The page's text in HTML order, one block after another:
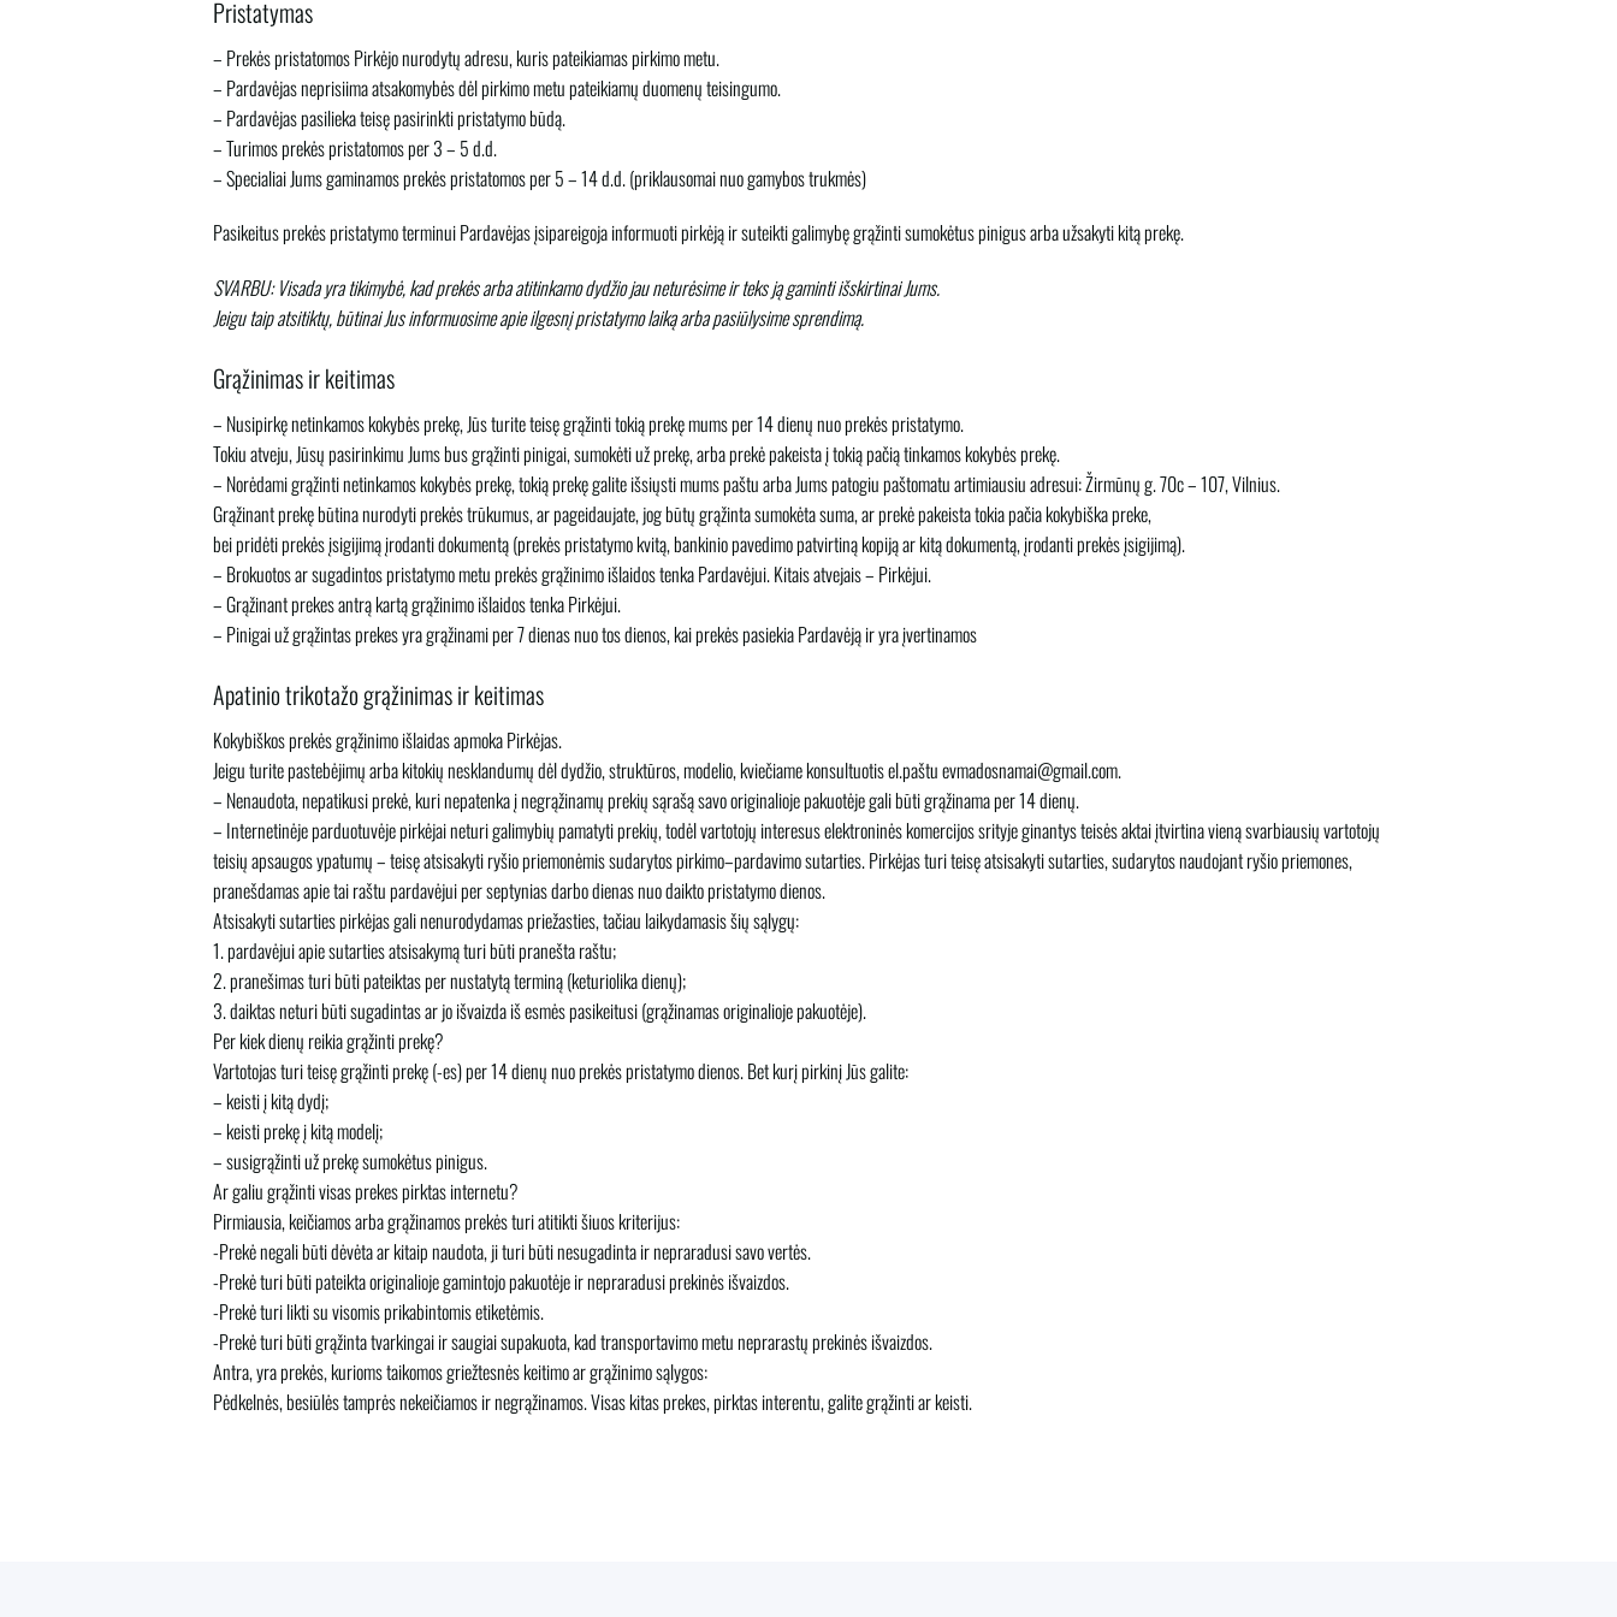
Pristatymas
– Prekės pristatomosPirkėjonurodytų adresu, kuris pateikiamas pirkimo metu.
– Pardavėjasneprisiima atsakomybės dėl pirkimo metu pateikiamų duomenų teisingumo.
– Pardavėjaspasilieka teisę pasirinkti pristatymo būdą.
– Turimos prekės pristatomos per 3 – 5 d.d.
– Specialiai Jums gaminamos prekės pristatomos per 5 – 14 d.d. (priklausomai nuo gamybos trukmės)
Pasikeitus prekės pristatymo terminuiPardavėjasįsipareigoja informuoti pirkėją ir suteikti galimybę grąžinti sumokėtus pinigus arba užsakyti kitą prekę.
SVARBU: Visada yra tikimybė, kad prekės arba atitinkamo dydžio jau neturėsime ir teks ją gaminti išskirtinai Jums.
Jeigu taip atsitiktų, būtinai Jus informuosime apie ilgesnį pristatymo laiką arba pasiūlysime sprendimą.
Grąžinimas ir keitimas
– Nusipirkę netinkamos kokybės prekę, Jūs turite teisę grąžinti tokią prekę mums per 14 dienų nuo prekės pristatymo.
Tokiu atveju, Jūsų pasirinkimu Jums bus grąžinti pinigai, sumokėti už prekę, arba prekė pakeista į tokią pačią tinkamos kokybės prekę.
– Norėdami grąžinti netinkamos kokybės prekę, tokią prekę galite išsiųsti mums paštu arba Jums patogiu paštomatu artimiausiu adresui: Žirmūnų g. 70c – 107, Vilnius.
Grąžinant prekę būtina nurodyti prekės trūkumus, ar pageidaujate, jog būtų grąžinta sumokėta suma, ar prekė pakeista tokia pačia kokybiška preke,
bei pridėti prekės įsigijimą įrodanti dokumentą (prekės pristatymo kvitą, bankinio pavedimo patvirtiną kopiją ar kitą dokumentą, įrodanti prekės įsigijimą).
– Brokuotos ar sugadintos pristatymo metu prekės grąžinimo išlaidos tenkaPardavėjui. Kitais atvejais – Pirkėjui.
– Grąžinant prekes antrą kartą grąžinimo išlaidos tenkaPirkėjui.
– Pinigai už grąžintas prekes yra grąžinami per 7 dienas nuo tos dienos, kai prekės pasiekiaPardavėjąir yra įvertinamos
Apatinio trikotažo grąžinimas ir keitimas
Kokybiškos prekės grąžinimo išlaidas apmoka Pirkėjas.
Jeigu turite pastebėjimų arba kitokių nesklandumų dėl dydžio, struktūros, modelio, kviečiame konsultuotis el.paštu evmadosnamai@gmail.com.
– Nenaudota, nepatikusi prekė, kuri nepatenka į negrąžinamų prekių sąrašą savo originalioje pakuotėje gali būti grąžinama per 14 dienų.
– Internetinėje parduotuvėje pirkėjai neturi galimybių pamatyti prekių, todėl vartotojų interesus elektroninės komercijos srityje ginantys teisės aktai įtvirtina vieną svarbiausių vartotojų
teisių apsaugos ypatumų – teisę atsisakyti ryšio priemonėmis sudarytos pirkimo–pardavimo sutarties. Pirkėjas turi teisę atsisakyti sutarties, sudarytos naudojant ryšio priemones,
pranešdamas apie tai raštu pardavėjui per septynias darbo dienas nuo daikto pristatymo dienos.
Atsisakyti sutarties pirkėjas gali nenurodydamas priežasties, tačiau laikydamasis šių sąlygų:
1. pardavėjui apie sutarties atsisakymą turi būti pranešta raštu;
2. pranešimas turi būti pateiktas per nustatytą terminą (keturiolika dienų);
3. daiktas neturi būti sugadintas ar jo išvaizda iš esmės pasikeitusi (grąžinamas originalioje pakuotėje).
Per kiek dienų reikia grąžinti prekę?
Vartotojas turi teisę grąžinti prekę (-es) per 14 dienų nuo prekės pristatymo dienos. Bet kurį pirkinį Jūs galite:
– keisti į kitą dydį;
– keisti prekę į kitą modelį;
– susigrąžinti už prekę sumokėtus pinigus.
Ar galiu grąžinti visas prekes pirktas internetu?
Pirmiausia, keičiamos arba grąžinamos prekės turi atitikti šiuos kriterijus:
-Prekė negali būti dėvėta ar kitaip naudota, ji turi būti nesugadinta ir nepraradusi savo vertės.
-Prekė turi būti pateikta originalioje gamintojo pakuotėje ir nepraradusi prekinės išvaizdos.
-Prekė turi likti su visomis prikabintomis etiketėmis.
-Prekė turi būti grąžinta tvarkingai ir saugiai supakuota, kad transportavimo metu neprarastų prekinės išvaizdos.
Antra, yra prekės, kurioms taikomos griežtesnės keitimo ar grąžinimo sąlygos:
Pėdkelnės, besiūlės tamprės nekeičiamos ir negrąžinamos. Visas kitas prekes, pirktas interentu, galite grąžinti ar keisti.